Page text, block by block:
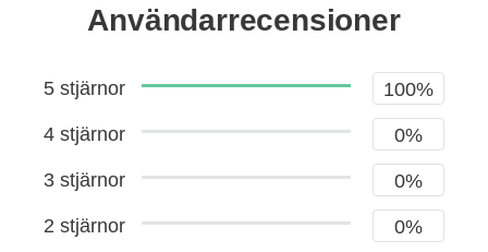
Användarrecensioner
5 stjärnor 100%
4 stjärnor 0%
3 stjärnor 0%
2 stjärnor 0%